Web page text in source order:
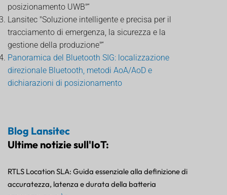
posizionamento UWB"“
Lansitec "Soluzione intelligente e precisa per il
tracciamento di emergenza, la sicurezza e la
gestione della produzione"“
Panoramica del Bluetooth SIG: localizzazione
direzionale Bluetooth, metodi AoA/AoD e
dichiarazioni di posizionamento
Blog Lansitec
Ultime notizie sull'IoT:
RTLS Location SLA: Guida essenziale alla definizione di
accuratezza, latenza e durata della batteria